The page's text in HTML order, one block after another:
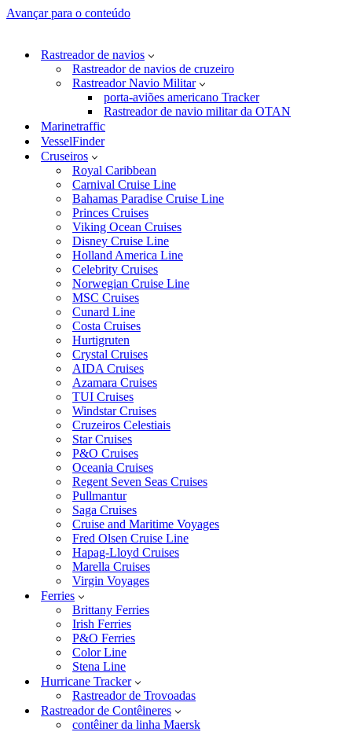
Avançar para o conteúdo
Rastreador de navios
Rastreador de navios de cruzeiro
Rastreador Navio Militar
porta-aviões americano Tracker
Rastreador de navio militar da OTAN
Marinetraffic
VesselFinder
Cruseiros
Royal Caribbean
Carnival Cruise Line
Bahamas Paradise Cruise Line
Princes Cruises
Viking Ocean Cruises
Disney Cruise Line
Holland America Line
Celebrity Cruises
Norwegian Cruise Line
MSC Cruises
Cunard Line
Costa Cruises
Hurtigruten
Crystal Cruises
AIDA Cruises
Azamara Cruises
TUI Cruises
Windstar Cruises
Cruzeiros Celestiais
Star Cruises
P&O Cruises
Oceania Cruises
Regent Seven Seas Cruises
Pullmantur
Saga Cruises
Cruise and Maritime Voyages
Fred Olsen Cruise Line
Hapag-Lloyd Cruises
Marella Cruises
Virgin Voyages
Ferries
Brittany Ferries
Irish Ferries
P&O Ferries
Color Line
Stena Line
Hurricane Tracker
Rastreador de Trovoadas
Rastreador de Contêineres
contêiner da linha Maersk